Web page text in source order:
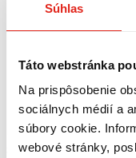
Súhlas
Táto webstránka
Na prispôsobenie
sociálnych médií a
súbory cookie.
webové stránky,
31,95 € s DPH